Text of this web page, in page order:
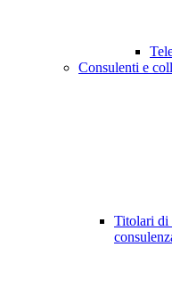
Consulenti e
Titolari di